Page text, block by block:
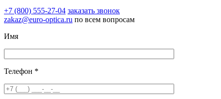
+7 (800) 555-27-04 заказать звонок
zakaz@euro-optica.ru по всем вопросам
Имя
Телефон *